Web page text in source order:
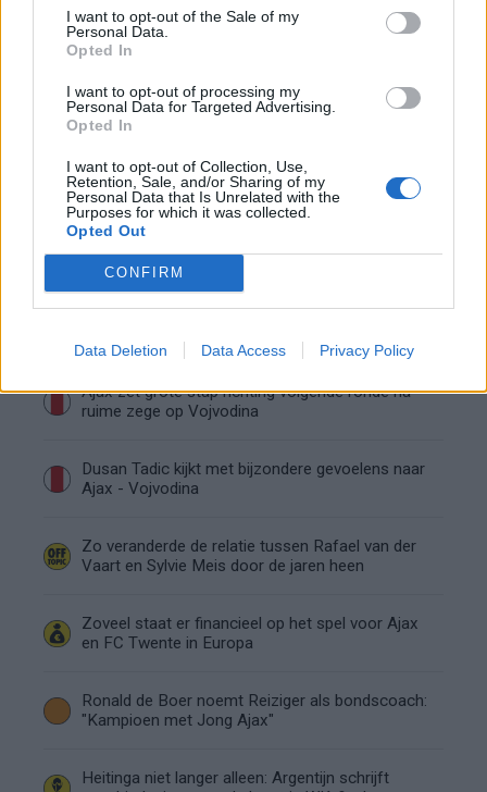
I want to opt-out of the Sale of my
Personal Data.
Opted In
I want to opt-out of processing my
Personal Data for Targeted Advertising.
Opted In
I want to opt-out of Collection, Use,
Retention, Sale, and/or Sharing of my
Personal Data that Is Unrelated with the
Purposes for which it was collected.
Opted Out
CONFIRM
Data Deletion Data Access Privacy Policy
duels te zien
Ajax groeit onder Míchel, maar transfermarkt
blijft cruciaal
Ajax-talent Mohamed Abdalla schrijft Europese
geschiedenis
Shane Kluivert krijgt kans van Flick en begint in
de basis bij FC Barcelona
Servische media vergelijken Ajax-talent Abdellah
Ajax zet grote stap richting volgende ronde na
ruime zege op Vojvodina
Dusan Tadic kijkt met bijzondere gevoelens naar
Ajax - Vojvodina
Zo veranderde de relatie tussen Rafael van der
Vaart en Sylvie Meis door de jaren heen
Zoveel staat er financieel op het spel voor Ajax
en FC Twente in Europa
Ronald de Boer noemt Reiziger als bondscoach:
"Kampioen met Jong Ajax"
Heitinga niet langer alleen: Argentijn schrijft